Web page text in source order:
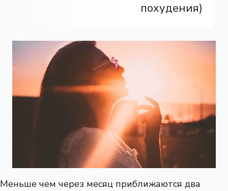
похудения)
Меньше чем через месяц приближаются два